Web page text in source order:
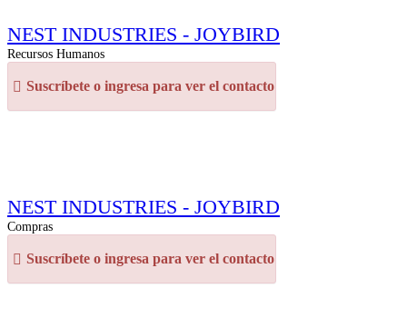
NEST INDUSTRIES - JOYBIRD
Recursos Humanos
Suscríbete o ingresa para ver el contacto
NEST INDUSTRIES - JOYBIRD
Compras
Suscríbete o ingresa para ver el contacto